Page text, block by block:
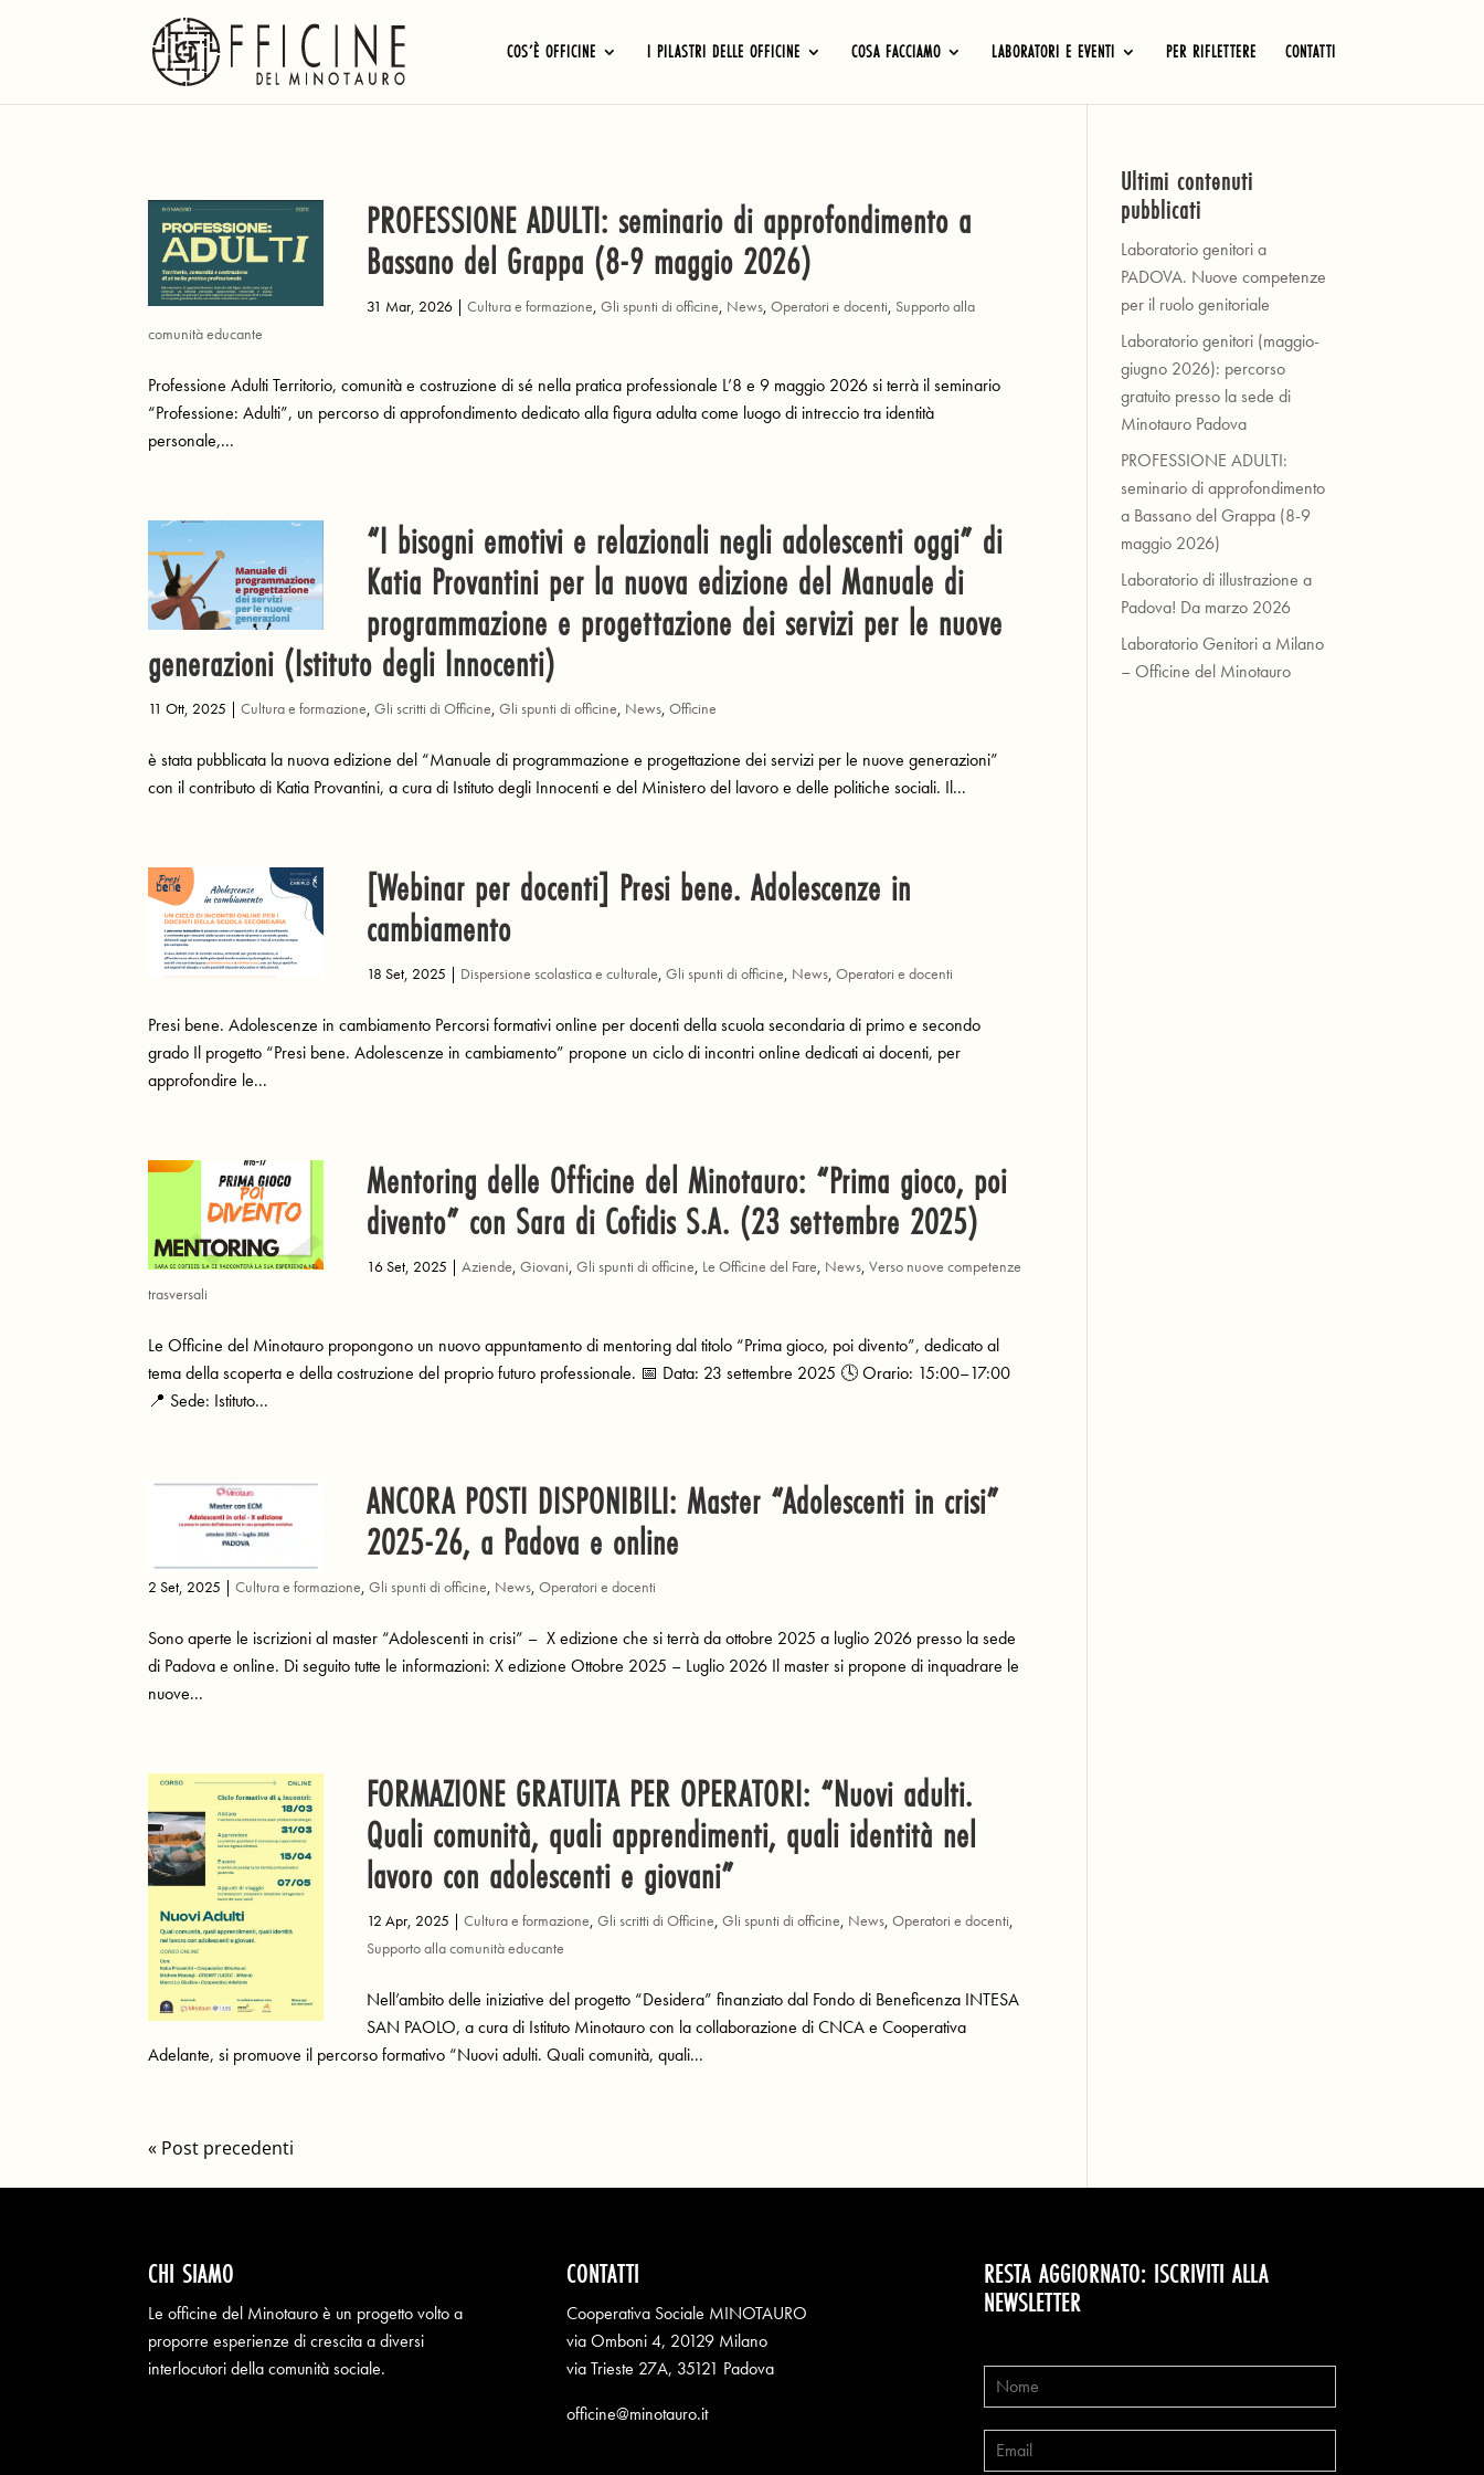
COS’È OFFICINE I PILASTRI DELLE OFFICINE COSA FACCIAMO LABORATORI E EVENTI PER RIFLETTERE CONTATTI
PROFESSIONE ADULTI: seminario di approfondimento a
Bassano del Grappa (8-9 maggio 2026)
31 Mar, 2026 |Cultura e formazione,Gli spunti di officine, News,Operatori e docenti, Supporto alla
comunità educante
Professione Adulti Territorio, comunità e costruzione di sé nella pratica professionale L’8 e 9 maggio 2026 si terrà il seminario
“Professione: Adulti”, un percorso di approfondimento dedicato alla figura adulta come luogo di intreccio tra identità
personale,...
“I bisogni emotivi e relazionali negli adolescenti oggi” di
Katia Provantini per la nuova edizione del Manuale di
programmazione e progettazione dei servizi per le nuove
generazioni (Istituto degli Innocenti)
11 Ott, 2025 |Cultura e formazione,Gli scritti di Officine,Gli spunti di officine, News,Officine
è stata pubblicata la nuova edizione del “Manuale di programmazione e progettazione dei servizi per le nuove generazioni”
con il contributo di Katia Provantini, a cura di Istituto degli Innocenti e del Ministero del lavoro e delle politiche sociali. Il...
[Webinar per docenti] Presi bene. Adolescenze in
cambiamento
18 Set, 2025 | Dispersione scolastica e culturale,Gli spunti di officine, News,Operatori e docenti
Presi bene. Adolescenze in cambiamento Percorsi formativi online per docenti della scuola secondaria di primo e secondo
grado Il progetto “Presi bene. Adolescenze in cambiamento” propone un ciclo di incontri online dedicati ai docenti, per
approfondire le...
Mentoring delle Officine del Minotauro: “Prima gioco, poi
divento” con Sara di Cofidis S.A. (23 settembre 2025)
16 Set, 2025 |Aziende,Giovani,Gli spunti di officine, Le Officine del Fare, News,Verso nuove competenze
trasversali
Le Officine del Minotauro propongono un nuovo appuntamento di mentoring dal titolo “Prima gioco, poi divento”, dedicato al
tema della scoperta e della costruzione del proprio futuro professionale. 📅 Data: 23 settembre 2025 🕓 Orario: 15:00–17:00
📍 Sede: Istituto...
ANCORA POSTI DISPONIBILI: Master “Adolescenti in crisi”
2025-26, a Padova e online
2 Set, 2025 |Cultura e formazione,Gli spunti di officine, News,Operatori e docenti
Sono aperte le iscrizioni al master “Adolescenti in crisi” – X edizione che si terrà da ottobre 2025 a luglio 2026 presso la sede
di Padova e online. Di seguito tutte le informazioni: X edizione Ottobre 2025 – Luglio 2026 Il master si propone di inquadrare le
nuove...
FORMAZIONE GRATUITA PER OPERATORI: “Nuovi adulti.
Quali comunità, quali apprendimenti, quali identità nel
lavoro con adolescenti e giovani”
12 Apr, 2025 |Cultura e formazione,Gli scritti di Officine,Gli spunti di officine, News,Operatori e docenti,
Supporto alla comunità educante
Nell’ambito delle iniziative del progetto “Desidera” finanziato dal Fondo di Beneficenza INTESA
SAN PAOLO, a cura di Istituto Minotauro con la collaborazione di CNCA e Cooperativa
Adelante, si promuove il percorso formativo “Nuovi adulti. Quali comunità, quali...
« Post precedenti
Ultimi contenuti
pubblicati
Laboratorio genitori a
PADOVA. Nuove competenze
per il ruolo genitoriale
Laboratorio genitori (maggio-
giugno 2026): percorso
gratuito presso la sede di
Minotauro Padova
PROFESSIONE ADULTI:
seminario di approfondimento
a Bassano del Grappa (8-9
maggio 2026)
Laboratorio di illustrazione a
Padova! Da marzo 2026
Laboratorio Genitori a Milano
– Officine del Minotauro
CHI SIAMO
Le officine del Minotauro è un progetto volto a
proporre esperienze di crescita a diversi
interlocutori della comunità sociale.
CONTATTI
Cooperativa Sociale MINOTAURO
via Omboni 4, 20129 Milano
via Trieste 27A, 35121 Padova
officine@minotauro.it
RESTA AGGIORNATO: ISCRIVITI ALLA
NEWSLETTER